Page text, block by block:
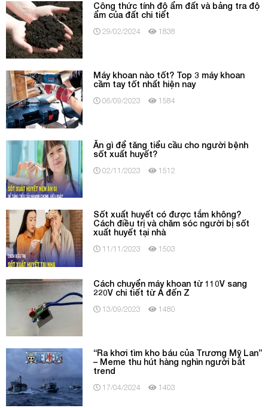
Công thức tính độ ẩm đất và bảng tra độ
ẩm của đất chi tiết
29/02/2024 1838
Máy khoan nào tốt? Top 3 máy khoan
cầm tay tốt nhất hiện nay
06/09/2023 1584
Ăn gì để tăng tiểu cầu cho người bệnh
sốt xuất huyết?
02/11/2023 1512
Sốt xuất huyết có được tắm không?
Cách điều trị và chăm sóc người bị sốt
xuất huyết tại nhà
11/11/2023 1503
Cách chuyển máy khoan từ 110V sang
220V chi tiết từ A đến Z
13/09/2023 1480
“Ra khơi tìm kho báu của Trương Mỹ Lan”
– Meme thu hút hàng nghìn người bắt
trend
17/04/2024 1403